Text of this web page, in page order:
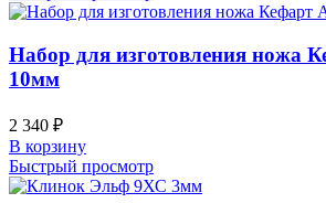
Набор для изготовления ножа
10мм
2 340 ₽
В корзину
Быстрый просмотр